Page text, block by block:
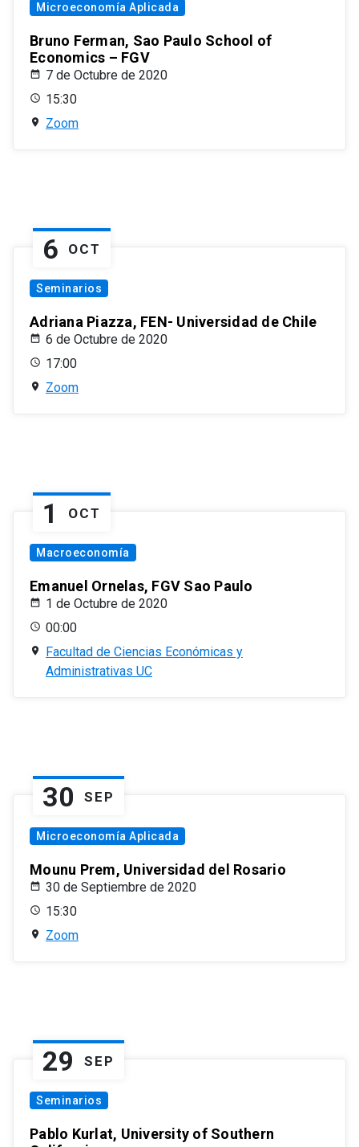
Microeconomía Aplicada
Bruno Ferman, Sao Paulo School of
Economics – FGV
7 de Octubre de 2020
15:30
Zoom
6 OCT
Seminarios
Adriana Piazza, FEN- Universidad de Chile
6 de Octubre de 2020
17:00
Zoom
1 OCT
Macroeconomía
Emanuel Ornelas, FGV Sao Paulo
1 de Octubre de 2020
00:00
Facultad de Ciencias Económicas y
Administrativas UC
30 SEP
Microeconomía Aplicada
Mounu Prem, Universidad del Rosario
30 de Septiembre de 2020
15:30
Zoom
29 SEP
Seminarios
Pablo Kurlat, University of Southern